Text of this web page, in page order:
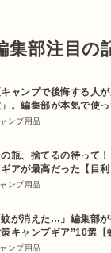
集部注目の
ャンプで後悔する人
。編集部が本気で使
ンプ用品
の瓶、捨てるの待って
アが最高だった【目利
ンプ用品
蚊が消えた…」編集部
キャンプギア”10選【
ンプ用品